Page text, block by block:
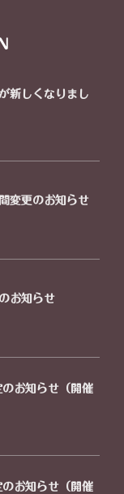
新しくなりまし
変更のお知らせ
お知らせ
お知らせ（開催
お知らせ（開催